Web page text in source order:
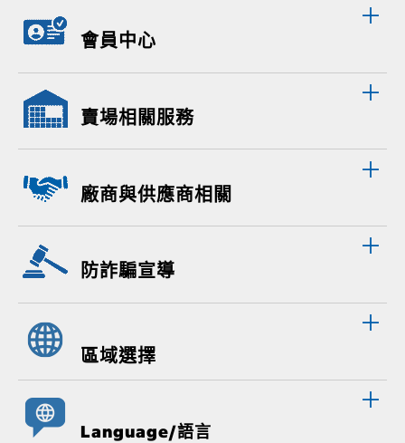
會員中心
賣場相關服務
廠商與供應商相關
防詐騙宣導
區域選擇
Language/語言